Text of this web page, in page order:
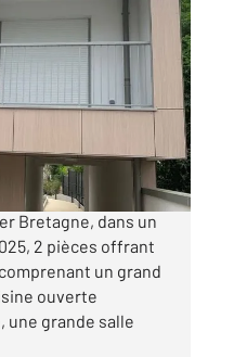
proche
Bretagne, dans un
2 pièces offrant
un grand
ouverte
une grande salle